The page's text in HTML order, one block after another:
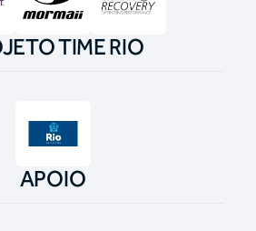
TIME RIO
APOIO